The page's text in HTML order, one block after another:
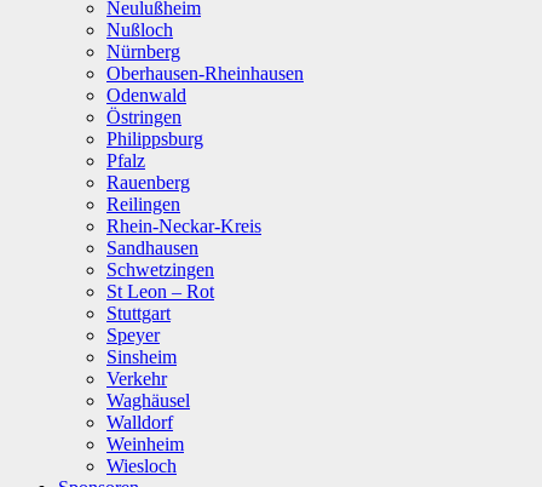
Neulußheim
Nußloch
Nürnberg
Oberhausen-Rheinhausen
Odenwald
Östringen
Philippsburg
Pfalz
Rauenberg
Reilingen
Rhein-Neckar-Kreis
Sandhausen
Schwetzingen
St Leon – Rot
Stuttgart
Speyer
Sinsheim
Verkehr
Waghäusel
Walldorf
Weinheim
Wiesloch